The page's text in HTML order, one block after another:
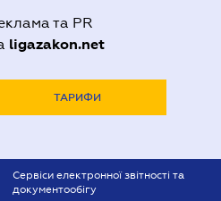
та PR
ligazakon.net
ТАРИФИ
Сервіси електронної звітності та
документообігу